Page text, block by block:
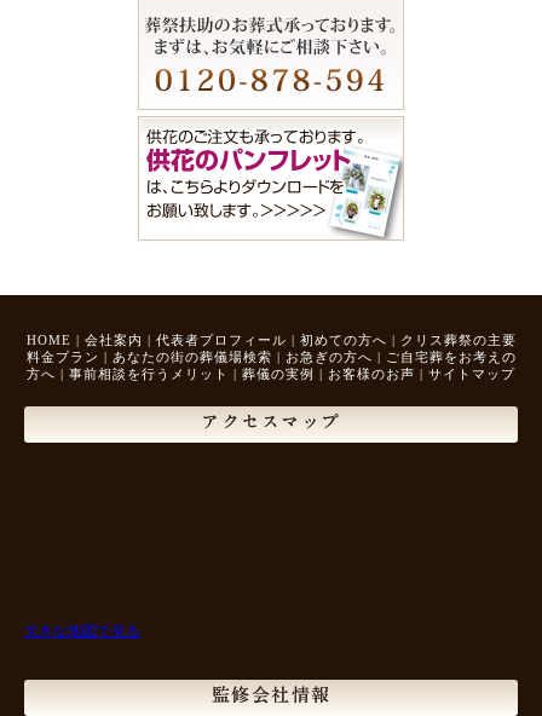
HOME | 会社案内 | 代表者プロフィール | 初めての方へ | クリス葬祭の主要
料金プラン | あなたの街の葬儀場検索 | お急ぎの方へ | ご自宅葬をお考えの
方へ | 事前相談を行うメリット | 葬儀の実例 | お客様のお声 | サイトマップ
アクセスマップ
大きな地図で見る
監修会社情報